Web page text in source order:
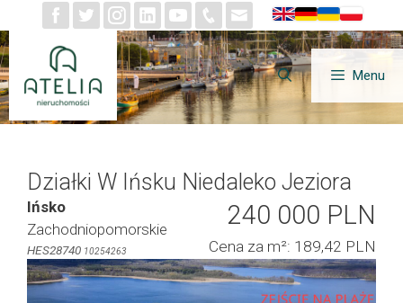
do
treści
Menu
Działki W Ińsku Niedaleko Jeziora
Ińsko
Zachodniopomorskie
HES28740 10254263
240 000 PLN
Cena za m²: 189,42 PLN